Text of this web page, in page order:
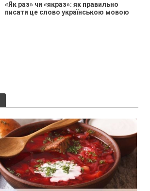
«Як раз» чи «якраз»: як правильно
писати це слово українською мовою